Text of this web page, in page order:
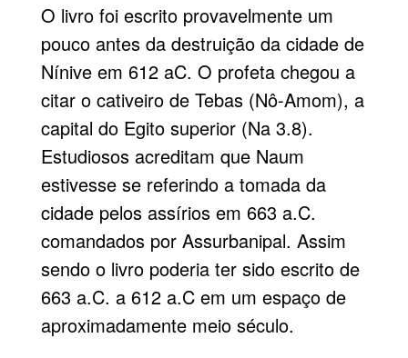
O livro foi escrito provavelmente um
pouco antes da destruição da cidade de
Nínive em 612 aC. O profeta chegou a
citar o cativeiro de Tebas (Nô-Amom), a
capital do Egito superior (Na 3.8).
Estudiosos acreditam que Naum
estivesse se referindo a tomada da
cidade pelos assírios em 663 a.C.
comandados por Assurbanipal. Assim
sendo o livro poderia ter sido escrito de
663 a.C. a 612 a.C em um espaço de
aproximadamente meio século.